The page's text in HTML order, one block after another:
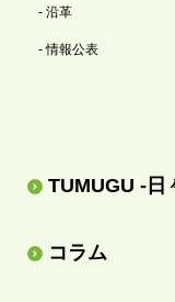
- 沿革
- 情報公表
TUMUGU -日
コラム